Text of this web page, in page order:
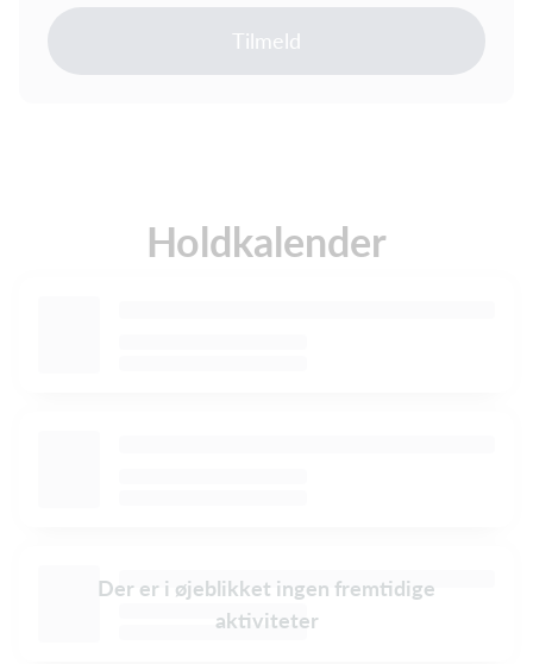
Tilmeld
Holdkalender
Der er i øjeblikket ingen fremtidige
aktiviteter